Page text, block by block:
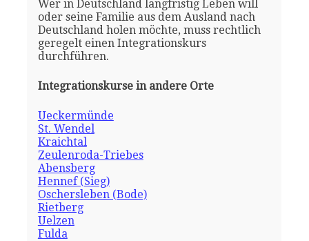
Wer in Deutschland langfristig Leben will
oder seine Familie aus dem Ausland nach
Deutschland holen möchte, muss rechtlich
geregelt einen Integrationskurs
durchführen.
Integrationskurse in andere Orte
Ueckermünde
St. Wendel
Kraichtal
Zeulenroda-Triebes
Abensberg
Hennef (Sieg)
Oschersleben (Bode)
Rietberg
Uelzen
Fulda